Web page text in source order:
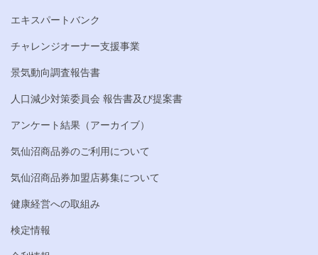
エキスパートバンク
チャレンジオーナー支援事業
景気動向調査報告書
人口減少対策委員会 報告書及び提案書
アンケート結果（アーカイブ）
気仙沼商品券のご利用について
気仙沼商品券加盟店募集について
健康経営への取組み
検定情報